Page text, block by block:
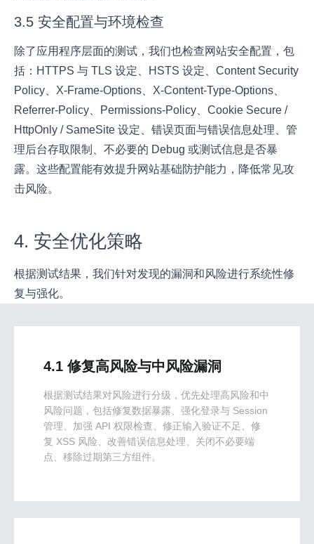
3.5 安全配置与环境检查
除了应用程序层面的测试，我们也检查网站安全配置，包
括：HTTPS 与 TLS 设定、HSTS 设定、Content Security
Policy、X-Frame-Options、X-Content-Type-Options、
Referrer-Policy、Permissions-Policy、Cookie Secure /
HttpOnly / SameSite 设定、错误页面与错误信息处理、管
理后台存取限制、不必要的 Debug 或测试信息是否暴
露。这些配置能有效提升网站基础防护能力，降低常见攻
击风险。
4. 安全优化策略
根据测试结果，我们针对发现的漏洞和风险进行系统性修
复与强化。
4.1 修复高风险与中风险漏洞
根据测试结果对风险进行分级，优先处理高风险和中
风险问题，包括修复数据暴露、强化登录与 Session
管理、加强 API 权限检查、修正输入验证不足、修
复 XSS 风险、改善错误信息处理、关闭不必要端
点、移除过期第三方组件。